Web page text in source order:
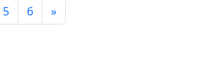
5 6 »